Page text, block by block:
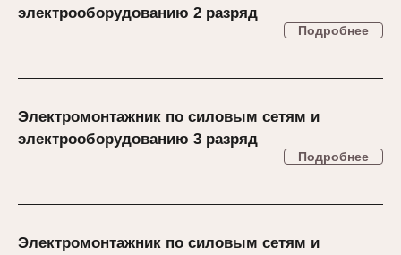
электрооборудованию 2 разряд
Подробнее
Электромонтажник по силовым сетям и
электрооборудованию 3 разряд
Подробнее
Электромонтажник по силовым сетям и